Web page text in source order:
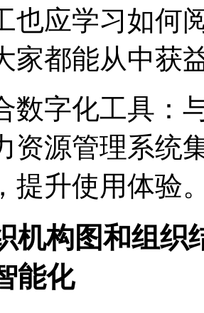
也应学习如何
家都能从中获
数字化工具：
资源管理系统
提升使用体验
机构图和组织
能化